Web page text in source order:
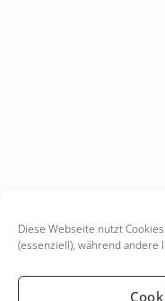
Diese Webseite nutzt
(essenziell), während